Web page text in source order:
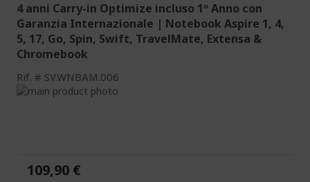
4 anni Carry-in Optimize incluso 1º Anno con
Garanzia Internazionale | Notebook Aspire 1, 4,
5, 17, Go, Spin, Swift, TravelMate, Extensa &
Chromebook
Rif. SV.WNBAM.006
Vai
immagini
immagini
109,90 €